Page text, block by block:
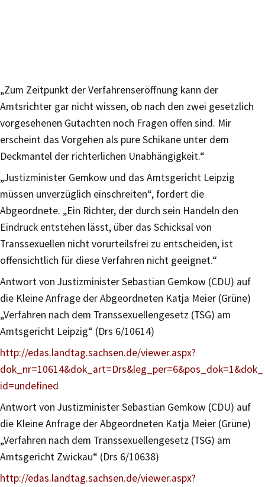
„Zum Zeitpunkt der Verfahrenseröffnung kann der
Amtsrichter gar nicht wissen, ob nach den zwei gesetzlich
vorgesehenen Gutachten noch Fragen offen sind. Mir
erscheint das Vorgehen als pure Schikane unter dem
Deckmantel der richterlichen Unabhängigkeit.“
„Justizminister Gemkow und das Amtsgericht Leipzig
müssen unverzüglich einschreiten“, fordert die
Abgeordnete. „Ein Richter, der durch sein Handeln den
Eindruck entstehen lässt, über das Schicksal von
Transsexuellen nicht vorurteilsfrei zu entscheiden, ist
offensichtlich für diese Verfahren nicht geeignet.“
Antwort von Justizminister Sebastian Gemkow (CDU) auf
die Kleine Anfrage der Abgeordneten Katja Meier (Grüne)
„Verfahren nach dem Transsexuellengesetz (TSG) am
Amtsgericht Leipzig“ (Drs 6/10614)
http://edas.landtag.sachsen.de/viewer.aspx?
dok_nr=10614&dok_art=Drs&leg_per=6&pos_dok=1&dok_
id=undefined
Antwort von Justizminister Sebastian Gemkow (CDU) auf
die Kleine Anfrage der Abgeordneten Katja Meier (Grüne)
„Verfahren nach dem Transsexuellengesetz (TSG) am
Amtsgericht Zwickau“ (Drs 6/10638)
http://edas.landtag.sachsen.de/viewer.aspx?